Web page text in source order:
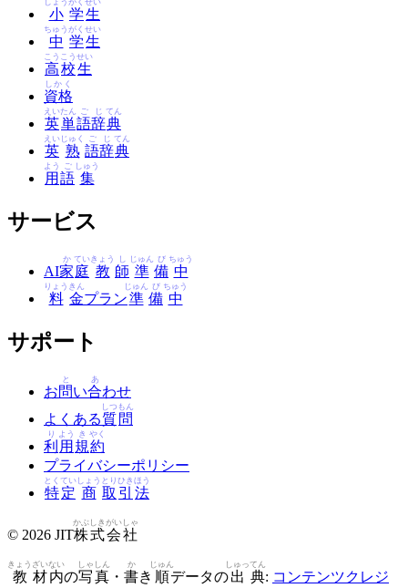
小
しょう
学
がく
生
せい
中
ちゅう
学
がく
生
せい
高
こう
校
こう
生
せい
資格
しかく
英
えい
単
たん
語
ご
辞
じ
典
てん
英
えい
熟
じゅく
語
ご
辞
じ
典
てん
用
よう
語
ご
集
しゅう
サービス
AI家
か
庭
てい
教
きょう
師
し
準
じゅん
備
び
中
ちゅう
料
りょう
金
きん
プラン準
じゅん
備
び
中
ちゅう
サポート
お問
と
い合
あ
わせ
よくある質
しつ
問
もん
利
り
用
よう
規
き
約
やく
プライバシーポリシー
特
とく
定
てい
商
しょう
取
とり
引
ひき
法
ほう
© 2026 JIT株
かぶ
式
しき
会
がい
社
しゃ
教
きょう
材
ざい
内
ない
の写
しゃ
真
しん
・ 書
か
き 順
じゅん
データの出
しゅっ
典
てん
: コンテンツクレジ